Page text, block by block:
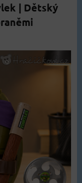
| Dětský